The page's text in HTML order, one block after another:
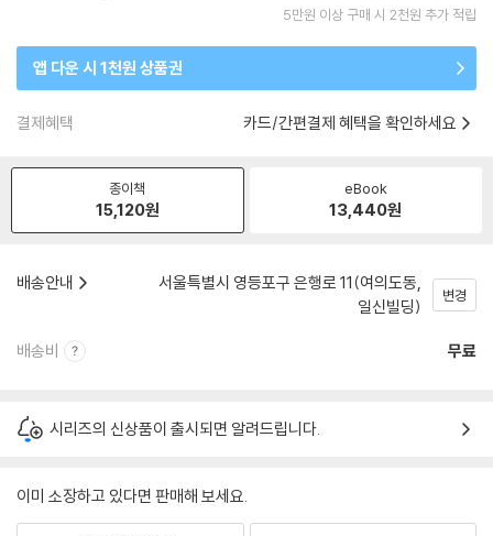
5만원 이상 구매 시 2천원 추가 적립
앱 다운 시 1천원 상품권
결제혜택 카드/간편결제 혜택을 확인하세요
종이책
15,120원
eBook
13,440원
배송안내
서울특별시 영등포구 은행로 11(여의도동,
일신빌딩)
변경
배송비 무료
시리즈의 신상품이 출시되면 알려드립니다.
이미 소장하고 있다면 판매해 보세요.